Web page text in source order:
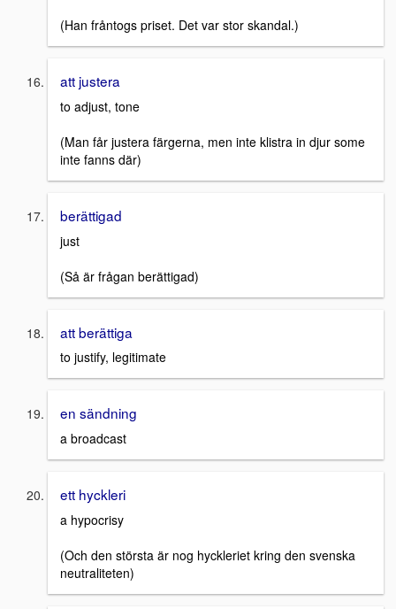
(Han fråntogs priset. Det var stor skandal.)
att justera
to adjust, tone
(Man får justera färgerna, men inte klistra in djur some
inte fanns där)
berättigad
just
(Så är frågan berättigad)
att berättiga
to justify, legitimate
en sändning
a broadcast
ett hyckleri
a hypocrisy
(Och den största är nog hyckleriet kring den svenska
neutraliteten)